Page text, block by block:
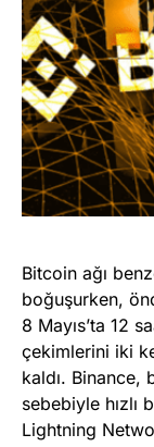
Bitcoin ağı
boğuşurken,
8 Mayıs’ta 12
çekimlerini iki
kaldı. Binance,
sebebiyle hızlı
Lightning